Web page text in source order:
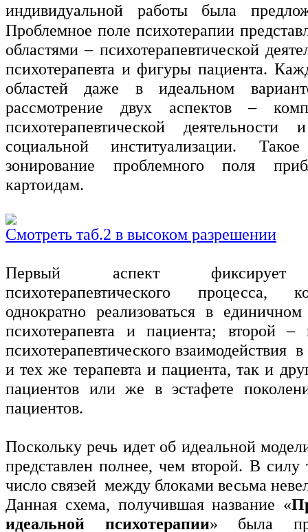
индивидуальной работы была
Проблемное поле психотерапии
областями – психотерапевтической
психотерапевта и фигуры пациента.
областей даже в идеальном
рассмотрение двух аспектов –
психотерапевтической
социальной институализации. Такое
зонирование проблемного поля
картоидам.
Смотреть таб.2 в высоком разрешении
Первый аспект фиксирует
психотерапевтического процесса,
однократно реализоваться в единичном
психотерапевта и пациента; второй –
психотерапевтического взаимодействия
и тех же терапевта и пациента, так и
пациентов или же в эстафете
пациентов.
Поскольку речь идет об идеальной
представлен полнее, чем второй. В
число связей между блоками весьма
Данная схема, получившая название «
идеальной психотерапии» была